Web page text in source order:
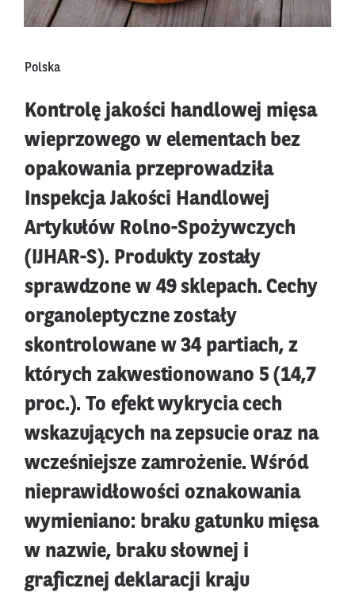
Polska
Kontrolę jakości handlowej mięsa
wieprzowego w elementach bez
opakowania przeprowadziła
Inspekcja Jakości Handlowej
Artykułów Rolno-Spożywczych
(IJHAR-S). Produkty zostały
sprawdzone w 49 sklepach. Cechy
organoleptyczne zostały
skontrolowane w 34 partiach, z
których zakwestionowano 5 (14,7
proc.). To efekt wykrycia cech
wskazujących na zepsucie oraz na
wcześniejsze zamrożenie. Wśród
nieprawidłowości oznakowania
wymieniano: braku gatunku mięsa
w nazwie, braku słownej i
graficznej deklaracji kraju